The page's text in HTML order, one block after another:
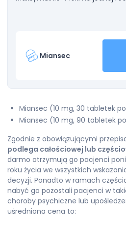
Miansec
Miansec (10 mg, 30 tabletek
Miansec (10 mg, 90 tabletek
Zgodnie z obowiązującymi
podlega całościowej lub
darmo otrzymują go pacjenci
roku życia we wszystkich
decyzji. Ponadto w ramach
nabyć go pozostali pacjenci w
choroby psychiczne lub
uśredniona cena to: